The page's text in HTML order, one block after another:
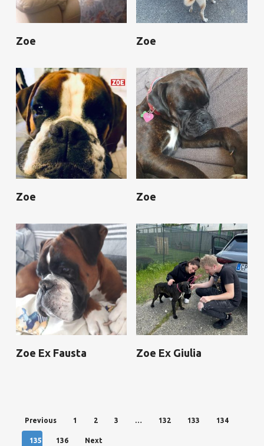
Zoe Zoe
Zoe Zoe
Zoe Ex Fausta Zoe Ex Giulia
Previous 1 2 3 … 132 133 134
135 136 Next